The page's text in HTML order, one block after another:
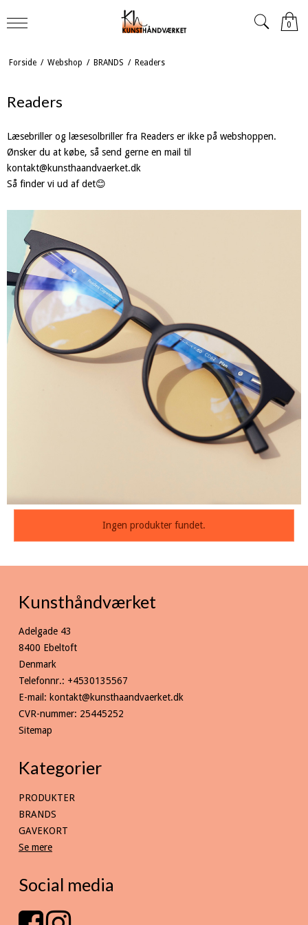
0
Forside / Webshop / BRANDS / Readers
Readers
Læsebriller og læsesolbriller fra Readers er ikke på webshoppen.
Ønsker du at købe, så send gerne en mail til
kontakt@kunsthaandvaerket.dk
Så finder vi ud af det😊
Ingen produkter fundet.
Kunsthåndværket
Adelgade 43
8400 Ebeltoft
Denmark
Telefonnr.: +4530135567
E-mail : kontakt@kunsthaandvaerket.dk
CVR-nummer: 25445252
Sitemap
Kategorier
PRODUKTER
BRANDS
GAVEKORT
Se mere
Social media